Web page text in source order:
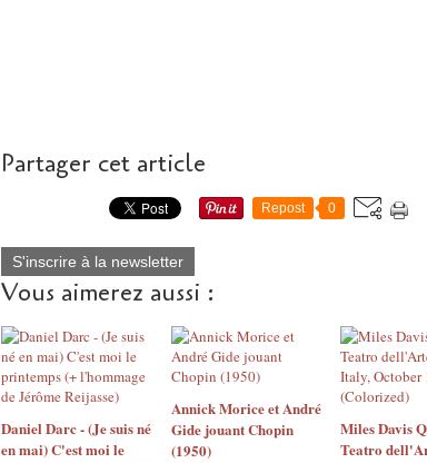
Partager cet article
Repost 0
S'inscrire à la newsletter
Vous aimerez aussi :
Daniel Darc - (Je suis né
en mai) C'est moi le
Annick Morice et André
Gide jouant Chopin
(1950)
Miles Davis
Teatro